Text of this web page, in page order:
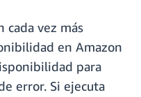
cada vez más
en Amazon
para
error. Si ejecuta